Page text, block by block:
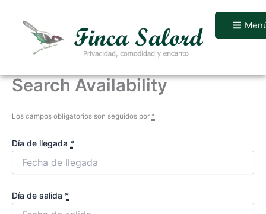
contenido
Search Availability
Los campos obligatorios son seguidos por *
Día de llegada *
Día de salida *